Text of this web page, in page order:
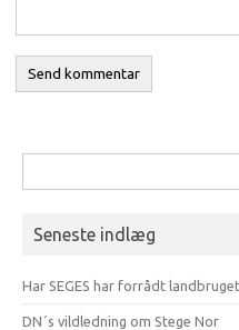
efter:
Seneste indlæg
Har SEGES har forrådt
DN´s vildledning om Stege Nor